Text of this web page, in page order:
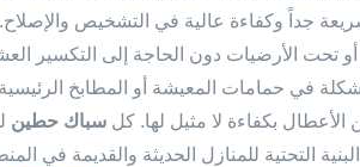
سريعة جداً وكفاءة عالية في التشخيص
أو تحت الأرضيات دون الحاجة إلى التكسير
في حمامات المعيشة أو المطابخ الرئيسية
بكفاءة لا مثيل لها. كلسباك حطين
التحتية للمنازل الحديثة والقديمة